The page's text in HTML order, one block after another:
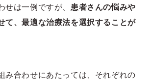
は一例ですが、 患者さんの悩みや
て、最適な治療法を選択することが
み合わせにあたっては、それぞれの